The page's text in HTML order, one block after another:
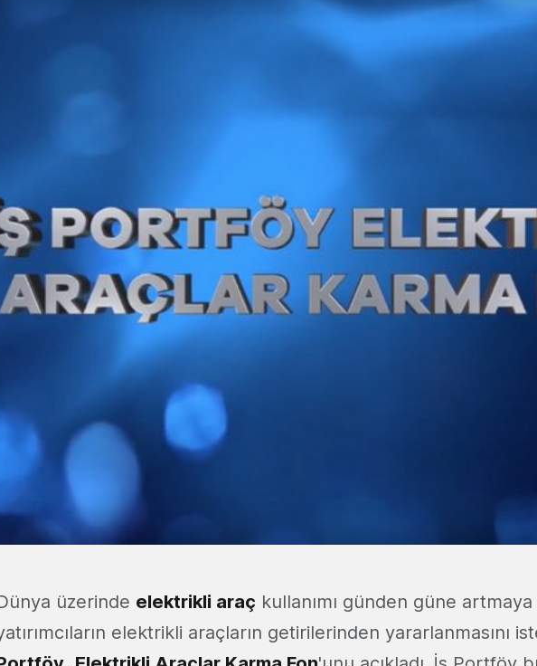
üzerinde elektrikli araç kullanımı günden güne
elektrikli araçların getirilerinden yararlanmasını